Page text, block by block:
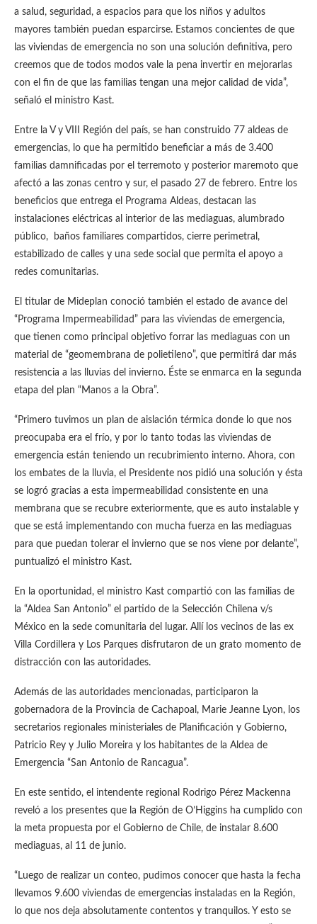
a salud, seguridad, a espacios para que los niños y adultos
mayores también puedan esparcirse. Estamos concientes de que
las viviendas de emergencia no son una solución definitiva, pero
creemos que de todos modos vale la pena invertir en mejorarlas
con el fin de que las familias tengan una mejor calidad de vida”,
señaló el ministro Kast.
Entre la V y VIII Región del país, se han construido 77 aldeas de
emergencias, lo que ha permitido beneficiar a más de 3.400
familias damnificadas por el terremoto y posterior maremoto que
afectó a las zonas centro y sur, el pasado 27 de febrero. Entre los
beneficios que entrega el Programa Aldeas, destacan las
instalaciones eléctricas al interior de las mediaguas, alumbrado
público, baños familiares compartidos, cierre perimetral,
estabilizado de calles y una sede social que permita el apoyo a
redes comunitarias.
El titular de Mideplan conoció también el estado de avance del
“Programa Impermeabilidad” para las viviendas de emergencia,
que tienen como principal objetivo forrar las mediaguas con un
material de “geomembrana de polietileno”, que permitirá dar más
resistencia a las lluvias del invierno. Éste se enmarca en la segunda
etapa del plan “Manos a la Obra”.
“Primero tuvimos un plan de aislación térmica donde lo que nos
preocupaba era el frío, y por lo tanto todas las viviendas de
emergencia están teniendo un recubrimiento interno. Ahora, con
los embates de la lluvia, el Presidente nos pidió una solución y ésta
se logró gracias a esta impermeabilidad consistente en una
membrana que se recubre exteriormente, que es auto instalable y
que se está implementando con mucha fuerza en las mediaguas
para que puedan tolerar el invierno que se nos viene por delante”,
puntualizó el ministro Kast.
En la oportunidad, el ministro Kast compartió con las familias de
la “Aldea San Antonio” el partido de la Selección Chilena v/s
México en la sede comunitaria del lugar. Allí los vecinos de las ex
Villa Cordillera y Los Parques disfrutaron de un grato momento de
distracción con las autoridades.
Además de las autoridades mencionadas, participaron la
gobernadora de la Provincia de Cachapoal, Marie Jeanne Lyon, los
secretarios regionales ministeriales de Planificación y Gobierno,
Patricio Rey y Julio Moreira y los habitantes de la Aldea de
Emergencia “San Antonio de Rancagua”.
En este sentido, el intendente regional Rodrigo Pérez Mackenna
reveló a los presentes que la Región de O’Higgins ha cumplido con
la meta propuesta por el Gobierno de Chile, de instalar 8.600
mediaguas, al 11 de junio.
“Luego de realizar un conteo, pudimos conocer que hasta la fecha
llevamos 9.600 viviendas de emergencias instaladas en la Región,
lo que nos deja absolutamente contentos y tranquilos. Y esto se